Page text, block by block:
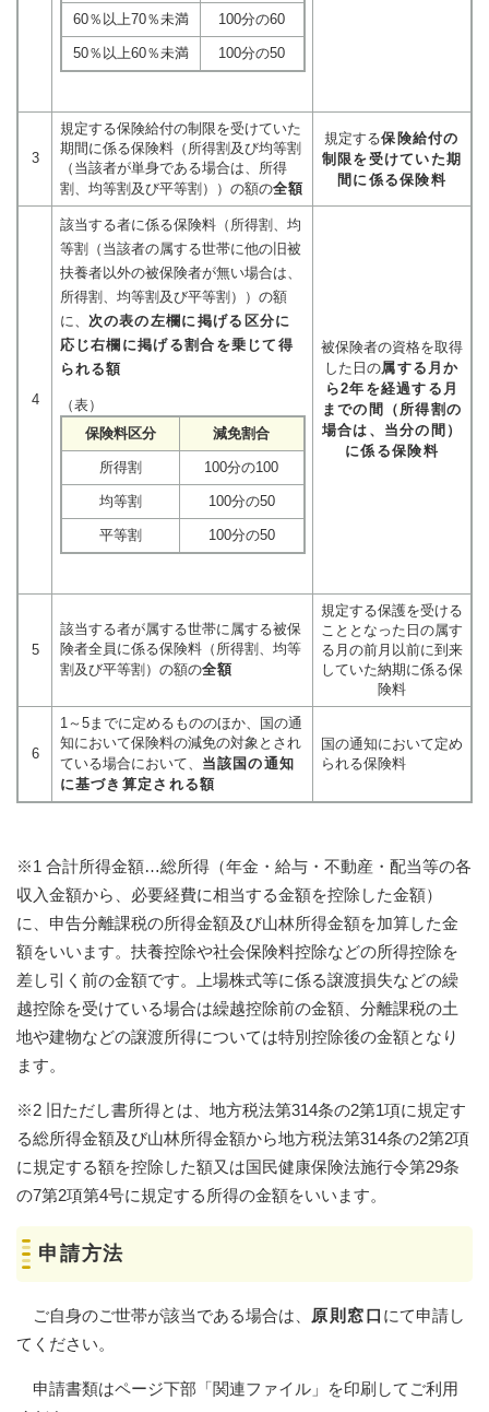
60％以上70％未満 100分の60
50％以上60％未満 100分の50
3
規定する保険給付の制限を受けていた
期間に係る保険料（所得割及び均等割
（当該者が単身である場合は、所得
割、均等割及び平等割））の額の全額
規定する保険給付の
制限を受けていた期
間に係る保険料
4
該当する者に係る保険料（所得割、均
等割（当該者の属する世帯に他の旧被
扶養者以外の被保険者が無い場合は、
所得割、均等割及び平等割））の額
に、 次の表の左欄に掲げる区分に
応じ右欄に掲げる割合を乗じて得
られる額
（表）
保険料区分
減免割合
所得割 100分の100
均等割 100分の50
平等割 100分の50
被保険者の資格を取得
した日の属する月か
ら2年を経過する月
までの間（所得割の
場合は、当分の間）
に係る保険料
5
該当する者が属する世帯に属する被保
険者全員に係る保険料（所得割、均等
割及び平等割）の額の全額
規定する保護を受ける
こととなった日の属す
る月の前月以前に到来
していた納期に係る保
険料
6
1～5までに定めるもののほか、国の通
知において保険料の減免の対象とされ
ている場合において、 当該国の通知
に基づき算定される額
国の通知において定め
られる保険料
※1 合計所得金額…総所得（年金・給与・不動産・配当等の各
収入金額から、必要経費に相当する金額を控除した金額）
に、申告分離課税の所得金額及び山林所得金額を加算した金
額をいいます。扶養控除や社会保険料控除などの所得控除を
差し引く前の金額です。上場株式等に係る譲渡損失などの繰
越控除を受けている場合は繰越控除前の金額、分離課税の土
地や建物などの譲渡所得については特別控除後の金額となり
ます。
※2 旧ただし書所得とは、地方税法第314条の2第1項に規定す
る総所得金額及び山林所得金額から地方税法第314条の2第2項
に規定する額を控除した額又は国民健康保険法施行令第29条
の7第2項第4号に規定する所得の金額をいいます。
申請方法
ご自身のご世帯が該当である場合は、 原則窓口 にて申請し
てください。
申請書類はページ下部「関連ファイル」を印刷してご利用